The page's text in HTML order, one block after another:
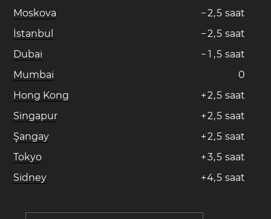
Moskova
−2,5 saat
İstanbul
−2,5 saat
Dubai
− 1 ,5 saat
Mumbai
0
Hong Kong
+2,5 saat
Singapur
+2,5 saat
Şangay
+2,5 saat
Tokyo
+3,5 saat
Sidney
+4,5 saat